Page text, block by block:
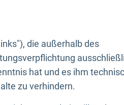
die außerhalb des
hat und es ihm
zu verhindern.